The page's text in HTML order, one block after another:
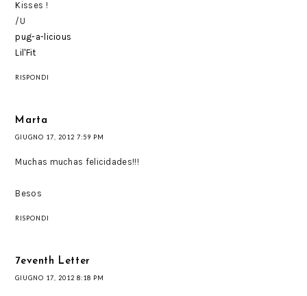
Kisses !
/U
pug-a-licious
Lil'Fit
RISPONDI
Marta
GIUGNO 17, 2012 7:59 PM
Muchas muchas felicidades!!!
Besos
RISPONDI
7eventh Letter
GIUGNO 17, 2012 8:18 PM